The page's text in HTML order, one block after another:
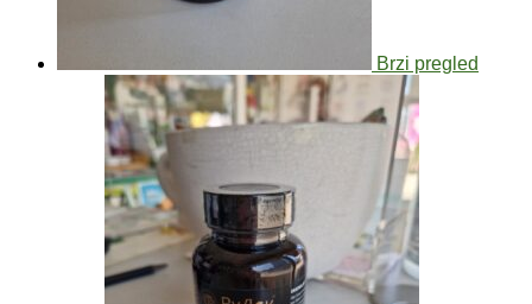
Brzi pregled